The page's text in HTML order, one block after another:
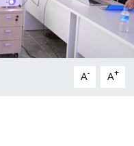
A- A+